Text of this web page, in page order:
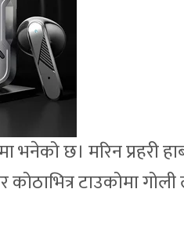
भनेको छ। मरिन प्रहरी
कोठाभित्र टाउकोमा